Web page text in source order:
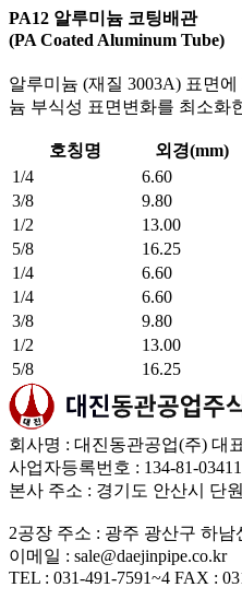
PA12 알루미늄 코팅배관
(PA Coated Aluminum Tube)
알루미늄 (재질 3003A) 표면
늄 부식성 표면변화를 최소화
호칭명 외경(mm)
1/4
6.60
3/8 9.80
1/2
13.00
5/8
16.25
1/4
6.60
1/4
6.60
3/8
9.80
1/2
13.00
5/8
16.25
회사명 : 대진동관공업(주) 대
사업자등록번호 : 134-81-03411
본사 주소 : 경기도 안산시 단
2공장 주소 : 광주 광산구 하남
이메일 : sale@daejinpipe.co.kr
TEL : 031-491-7591~4 FAX :